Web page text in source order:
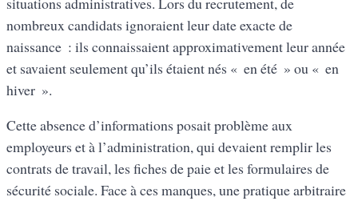
nombreux candidats ignoraient leur date exacte de
naissance : ils connaissaient approximativement leur année
et savaient seulement qu’ils étaient nés « en été » ou « en
hiver ».
Cette absence d’informations posait problème aux
employeurs et à l’administration, qui devaient remplir les
contrats de travail, les fiches de paie et les formulaires de
sécurité sociale. Face à ces manques, une pratique arbitraire